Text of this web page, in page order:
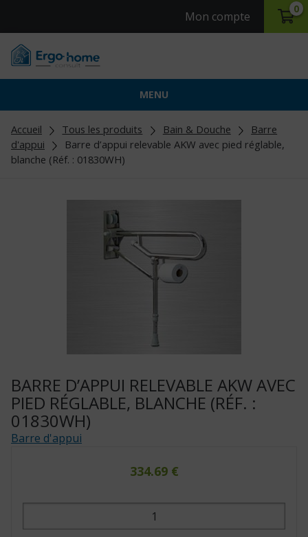
Mon compte
0
MENU
Accueil Tous les produits Bain & Douche
Barre
d'appui
Barre d’appui relevable AKW avec pied réglable,
blanche (Réf. : 01830WH)
BARRE D’APPUI RELEVABLE AKW AVEC
PIED RÉGLABLE, BLANCHE (RÉF. :
01830WH)
Barre d'appui
334.69 €
quantité
Barre